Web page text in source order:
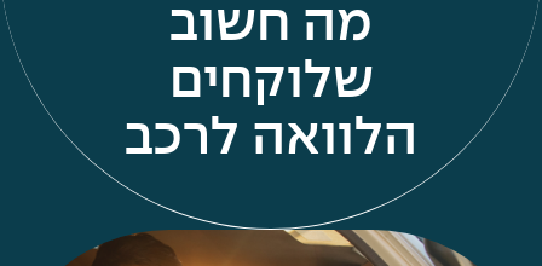
מה חשוב
שלוקחים
הלוואה לרכב